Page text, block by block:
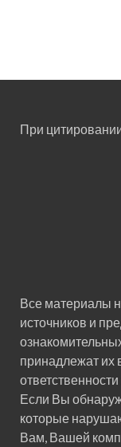
При
Все материалы
источников и
принадлежат их
Если Вы
которые
Вам, Вашей